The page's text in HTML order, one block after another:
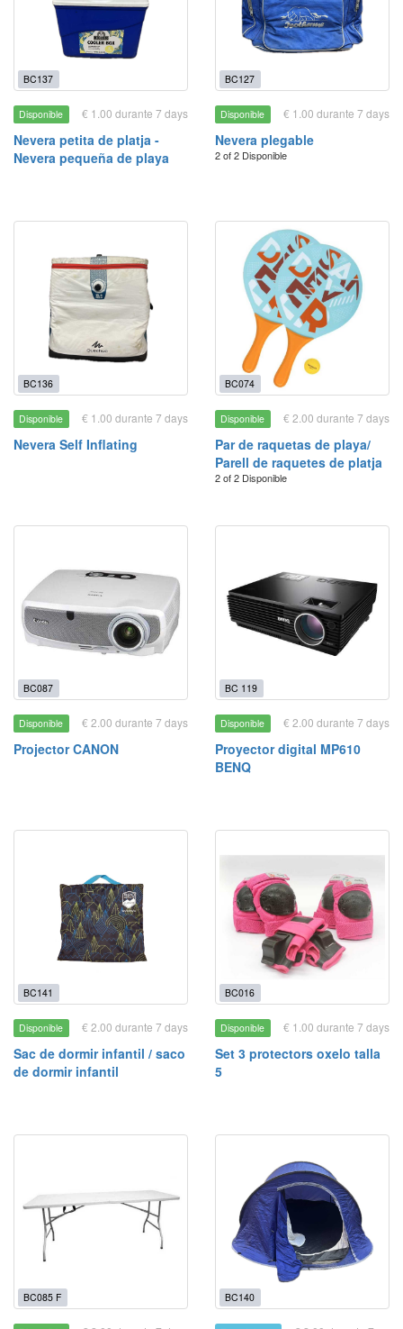
BC137
Disponible € 1.00 durante 7 days
Nevera petita de platja -
Nevera pequeña de playa
BC127
Disponible € 1.00 durante 7 days
Nevera plegable
2 of 2 Disponible
BC136
Disponible € 1.00 durante 7 days
Nevera Self Inflating
BC074
Disponible € 2.00 durante 7 days
Par de raquetas de playa/
Parell de raquetes de platja
2 of 2 Disponible
BC087
Disponible € 2.00 durante 7 days
Projector CANON
BC 119
Disponible € 2.00 durante 7 days
Proyector digital MP610
BENQ
BC141
Disponible € 2.00 durante 7 days
Sac de dormir infantil / saco
de dormir infantil
BC016
Disponible € 1.00 durante 7 days
Set 3 protectors oxelo talla
5
BC085 F BC140